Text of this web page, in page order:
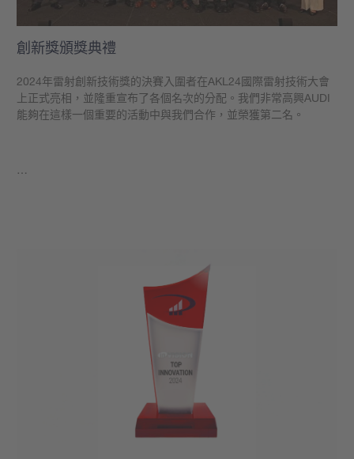
創新獎頒獎典禮
2024年雷射創新技術獎的決賽入圍者在AKL24國際雷射技術大會
上正式亮相，並隆重宣布了各個名次的分配。我們非常高興AUDI
能夠在這樣一個重要的活動中與我們合作，並榮獲第二名。
…